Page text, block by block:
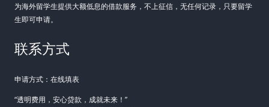
为海外留学生提供大额低息的借款服务，不上征信，无任何记录，只要留学
生即可申请。
联系方式
申请方式：在线填表
“透明费用，安心贷款，成就未来！”